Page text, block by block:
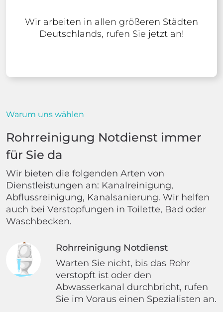
Wir arbeiten in allen größeren Städten
Deutschlands, rufen Sie jetzt an!
Warum uns wählen
Rohrreinigung Notdienst immer
für Sie da
Wir bieten die folgenden Arten von
Dienstleistungen an: Kanalreinigung,
Abflussreinigung, Kanalsanierung. Wir helfen
auch bei Verstopfungen in Toilette, Bad oder
Waschbecken.
Rohrreinigung Notdienst
Warten Sie nicht, bis das Rohr
verstopft ist oder den
Abwasserkanal durchbricht, rufen
Sie im Voraus einen Spezialisten an.